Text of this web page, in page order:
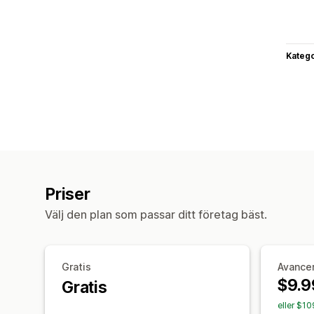
Priser
Välj den plan som passar ditt företag bäst.
Gratis
Gratis
eller